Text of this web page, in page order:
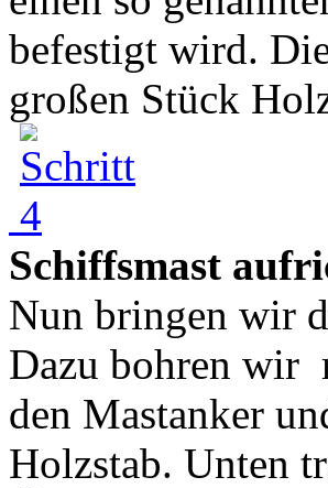
befestigt wird.
großen Stück
Schiffsmast
Nun bringen wir
Dazu bohren wir
den Mastanker
Holzstab. Unten